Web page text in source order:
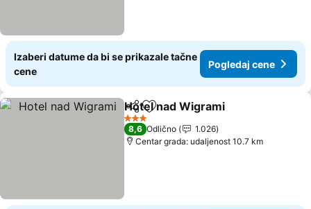
Izaberi datume da bi se prikazale tačne
cene
Pogledaj cene
Deli Dodati u favorite
Hotel nad Wigrami
3 Zvezdice
8,6 Odlično
1.026
Centar grada: udaljenost 10.7 km